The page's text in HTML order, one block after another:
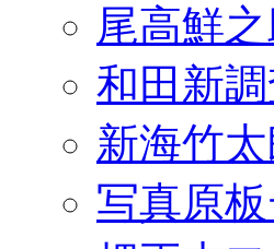
尾高鮮
和田新
新海竹
写真原